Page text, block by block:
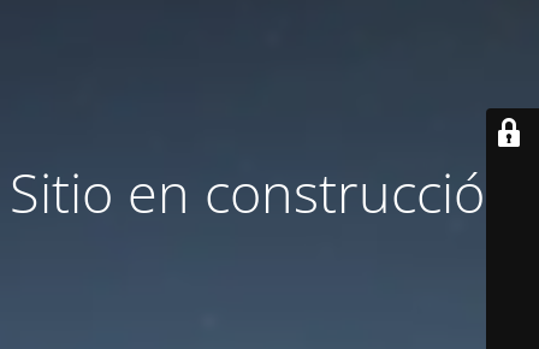
Sitio en construcción.